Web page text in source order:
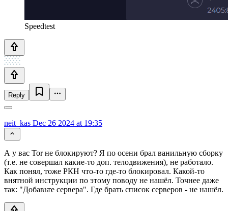
Speedtest
Reply
neit_kas Dec 26 2024 at 19:35
А у вас Tor не блокируют? Я по осени брал ванильную сборку
(т.е. не совершал какие-то доп. телодвижения), не работало.
Как понял, тоже РКН что-то где-то блокировал. Какой-то
внятной инструкции по этому поводу не нашёл. Точнее даже
так: "Добавьте сервера". Где брать список серверов - не нашёл.